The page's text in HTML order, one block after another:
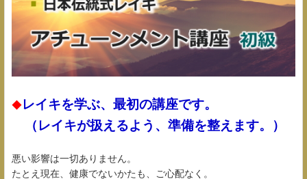
◆レイキを学ぶ、最初の講座です。
（レイキが扱えるよう、準備を整えます。）
悪い影響は一切ありません。
たとえ現在、健康でないかたも、ご心配なく。